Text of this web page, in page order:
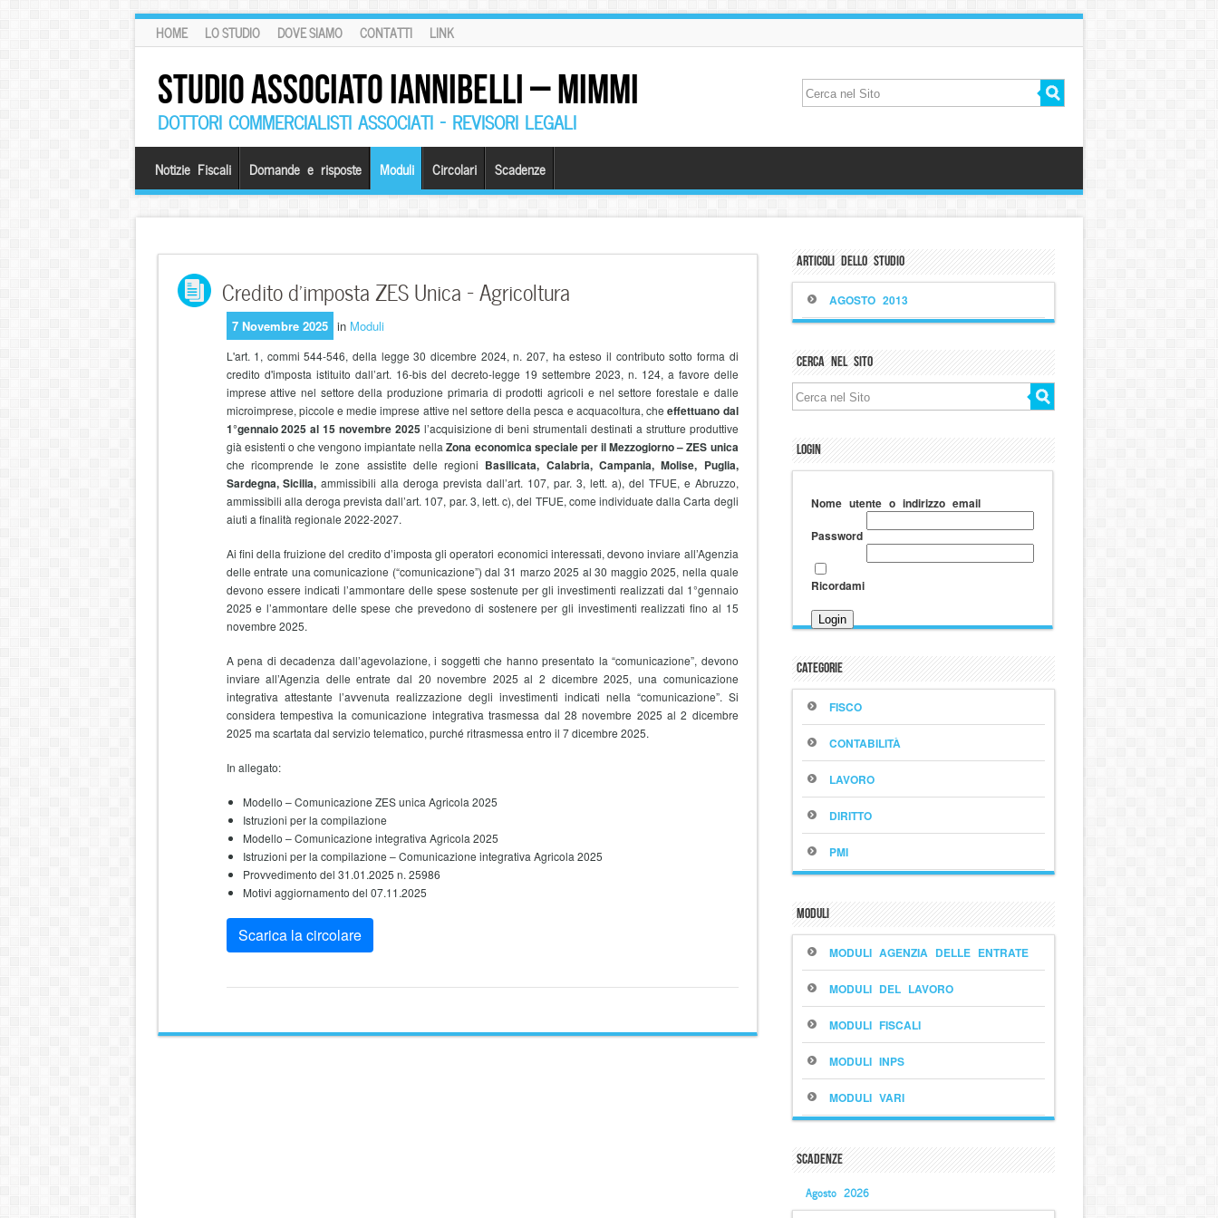
HOME LO STUDIO DOVE SIAMO CONTATTI LINK
STUDIO ASSOCIATO IANNIBELLI – MIMMI
DOTTORI COMMERCIALISTI ASSOCIATI – REVISORI LEGALI
Notizie Fiscali Domande e risposte Moduli Circolari Scadenze
Credito d’imposta ZES Unica – Agricoltura
7 Novembre 2025 in Moduli
L'art. 1, commi 544-546, della legge 30 dicembre 2024, n. 207, ha esteso il contributo sotto forma di
credito d'imposta istituito dall’art. 16-bis del decreto-legge 19 settembre 2023, n. 124, a favore delle
imprese attive nel settore della produzione primaria di prodotti agricoli e nel settore forestale e dalle
microimprese, piccole e medie imprese attive nel settore della pesca e acquacoltura, cheeffettuano dal
1°gennaio 2025 al 15 novembre 2025l’acquisizione di beni strumentali destinati a strutture produttive
già esistenti o che vengono impiantate nellaZona economica speciale per il Mezzogiorno – ZES unica
che ricomprende le zone assistite delle regioni Basilicata, Calabria, Campania, Molise, Puglia,
Sardegna, Sicilia,ammissibili alla deroga prevista dall’art. 107, par. 3, lett. a), del TFUE, e Abruzzo,
ammissibili alla deroga prevista dall’art. 107, par. 3, lett. c), del TFUE, come individuate dalla Carta degli
aiuti a finalità regionale 2022-2027.
Ai fini della fruizione del credito d’imposta gli operatori economici interessati, devono inviare all’Agenzia
delle entrate una comunicazione (“comunicazione”) dal 31 marzo 2025 al 30 maggio 2025, nella quale
devono essere indicati l’ammontare delle spese sostenute per gli investimenti realizzati dal 1°gennaio
2025 e l’ammontare delle spese che prevedono di sostenere per gli investimenti realizzati fino al 15
novembre 2025.
A pena di decadenza dall’agevolazione, i soggetti che hanno presentato la “comunicazione”, devono
inviare all’Agenzia delle entrate dal 20 novembre 2025 al 2 dicembre 2025, una comunicazione
integrativa attestante l’avvenuta realizzazione degli investimenti indicati nella “comunicazione”. Si
considera tempestiva la comunicazione integrativa trasmessa dal 28 novembre 2025 al 2 dicembre
2025 ma scartata dal servizio telematico, purché ritrasmessa entro il 7 dicembre 2025.
In allegato:
Modello – Comunicazione ZES unica Agricola 2025
Istruzioni per la compilazione
Modello – Comunicazione integrativa Agricola 2025
Istruzioni per la compilazione – Comunicazione integrativa Agricola 2025
Provvedimento del 31.01.2025 n. 25986
Motivi aggiornamento del 07.11.2025
Scarica la circolare
Articoli dello Studio
AGOSTO 2013
Cerca nel sito
Login
Nome utente o indirizzo email
Password
Ricordami
Categorie
FISCO
CONTABILITÀ
LAVORO
DIRITTO
PMI
Moduli
MODULI AGENZIA DELLE ENTRATE
MODULI DEL LAVORO
MODULI FISCALI
MODULI INPS
MODULI VARI
Scadenze
Agosto 2026